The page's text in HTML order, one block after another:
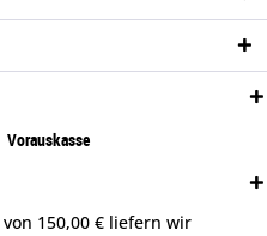
Vorauskasse
150,00 € liefern wir